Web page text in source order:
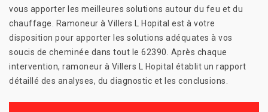
vous apporter les meilleures solutions autour du feu et du
chauffage. Ramoneur à Villers L Hopital est à votre
disposition pour apporter les solutions adéquates à vos
soucis de cheminée dans tout le 62390. Après chaque
intervention, ramoneur à Villers L Hopital établit un rapport
détaillé des analyses, du diagnostic et les conclusions.